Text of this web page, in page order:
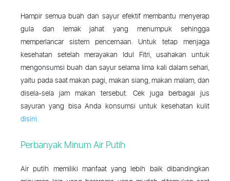
Hampir semua buah dan sayur efektif membantu menyerap
gula dan lemak jahat yang menumpuk sehingga
memperlancar sistem pencernaan. Untuk tetap menjaga
kesehatan setelah merayakan Idul Fitri, usahakan untuk
mengonsumsi buah dan sayur selama lima kali dalam sehari,
yaitu pada saat makan pagi, makan siang, makan malam, dan
disela-sela jam makan tersebut. Cek juga berbagai jus
sayuran yang bisa Anda konsumsi untuk kesehatan kulit
disini.
Perbanyak Minum Air Putih
Air putih memiliki manfaat yang lebih baik dibandingkan